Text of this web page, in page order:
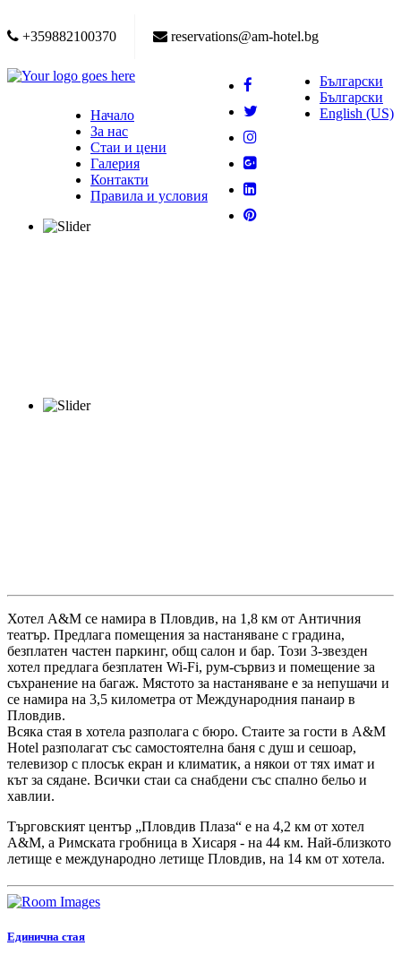
+359882100370 reservations@am-hotel.bg
Български
Български
English (US)
Начало
За нас
Стаи и цени
Галерия
Контакти
Правила и условия
Хотел А&М се намира в Пловдив, на 1,8 км от Античния
театър. Предлага помещения за настаняване с градина,
безплатен частен паркинг, общ салон и бар. Този 3-звезден
хотел предлага безплатен Wi-Fi, рум-сървиз и помещение за
съхранение на багаж. Мястото за настаняване е за непушачи и
се намира на 3,5 километра от Международния панаир в
Пловдив.
Всяка стая в хотела разполага с бюро. Стаите за гости в A&M
Hotel разполагат със самостоятелна баня с душ и сешоар,
телевизор с плосък екран и климатик, а някои от тях имат и
кът за сядане. Всички стаи са снабдени със спално бельо и
хавлии.
Търговският център „Пловдив Плаза“ е на 4,2 км от хотел
А&М, а Римската гробница в Хисаря - на 44 км. Най-близкото
летище е международно летище Пловдив, на 14 км от хотела.
Единична стая